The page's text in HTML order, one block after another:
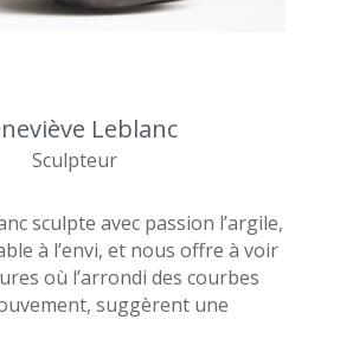
Leblanc
Sculpteur
sculpte avec passion l’argile,
à l’envi, et nous offre à voir
où l’arrondi des courbes
suggèrent une